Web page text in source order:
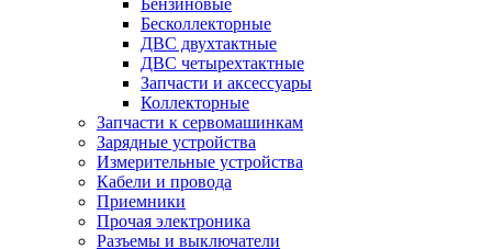
Бензиновые
Бесколлекторные
ДВС двухтактные
ДВС четырехтактные
Запчасти и аксессуары
Коллекторные
Запчасти к сервомашинкам
Зарядные устройства
Измерительные устройства
Кабели и провода
Приемники
Прочая электроника
Разъемы и выключатели